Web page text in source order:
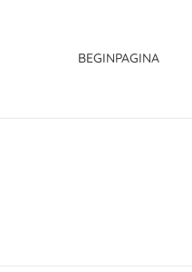
BEGINPAGINA